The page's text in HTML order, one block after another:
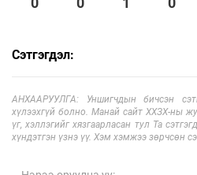
Сэтгэгдэл:
АНХААРУУЛГА: Уншигчдын бичсэн
хүлээхгүй болно. Манай сайт ХХЗХ-ны
үг, хэллэгийг хязгаарласан тул Та
хүндэтгэн үзнэ үү. Хэм хэмжээ зөрчсөн